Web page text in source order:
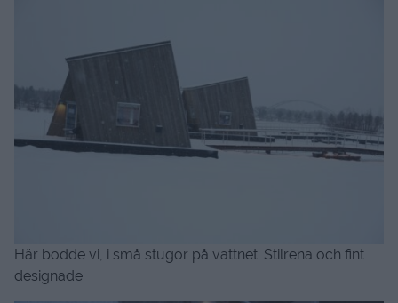
Här bodde vi, i små stugor på vattnet. Stilrena och fint
designade.